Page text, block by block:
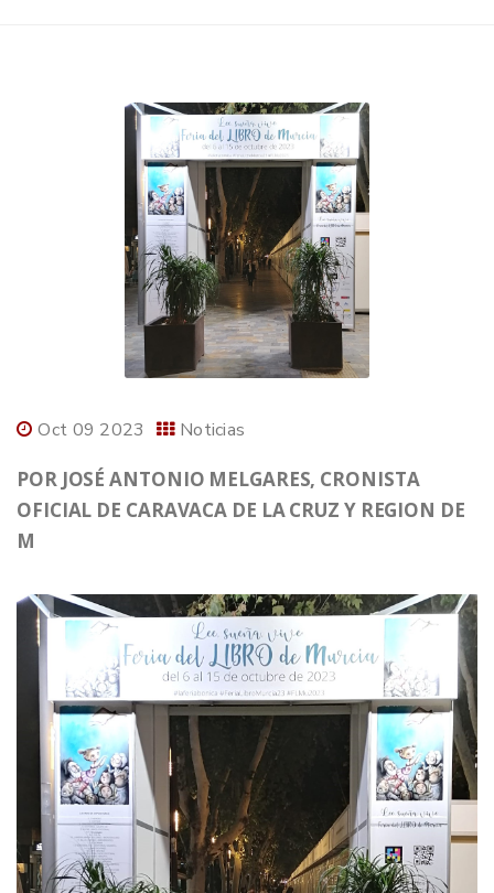
Oct 09 2023 Noticias
POR JOSÉ ANTONIO MELGARES, CRONISTA
OFICIAL DE CARAVACA DE LA CRUZ Y REGION DE
M